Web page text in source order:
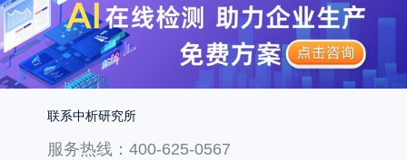
联系中析研究所
服务热线：400-625-0567